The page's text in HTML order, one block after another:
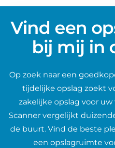
Vind een
bij mij in
Op zoek naar een
tijdelijke opslag zoekt
zakelijke opslag voor uw
Scanner vergelijkt
de buurt. Vind de beste
een opslagruimte